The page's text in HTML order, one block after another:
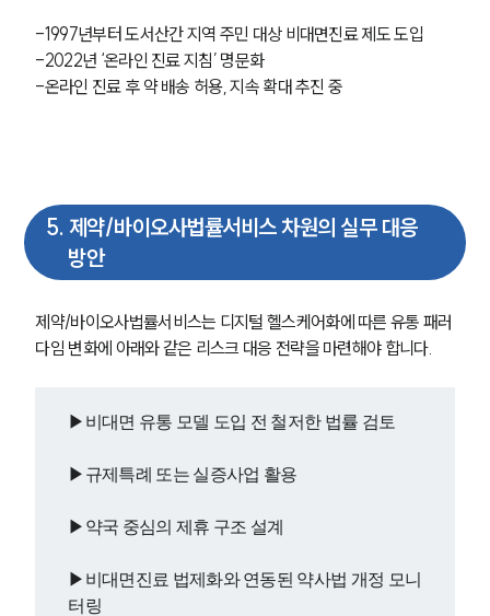
-1997년부터 도서산간 지역 주민 대상 비대면진료 제도 도입
-2022년 ‘온라인 진료 지침’ 명문화
-온라인 진료 후 약 배송 허용, 지속 확대 추진 중
5. 제약/바이오사법률서비스 차원의 실무 대응
방안
제약/바이오사법률서비스는 디지털 헬스케어화에 따른 유통 패러
다임 변화에 아래와 같은 리스크 대응 전략을 마련해야 합니다.
▶비대면 유통 모델 도입 전 철저한 법률 검토
▶규제특례 또는 실증사업 활용
▶약국 중심의 제휴 구조 설계
▶비대면진료 법제화와 연동된 약사법 개정 모니
터링